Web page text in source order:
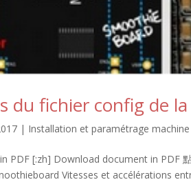
du fichier config de
| Installation et paramétrage machine
PDF [:zh] Download document in PDF
Vitesses et accélérations